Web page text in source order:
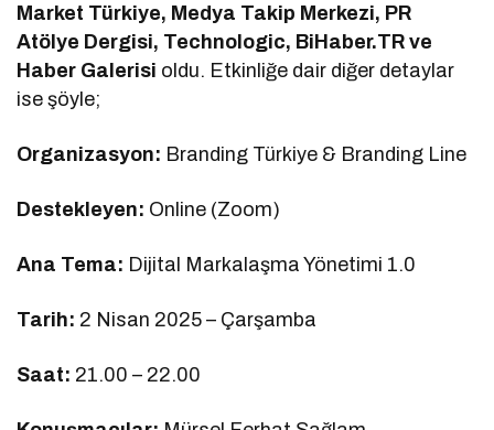
Market Türkiye, Medya Takip Merkezi, PR
Atölye Dergisi, Technologic, BiHaber.TR ve
Haber Galerisi oldu. Etkinliğe dair diğer detaylar
ise şöyle;
Organizasyon: Branding Türkiye & Branding Line
Destekleyen: Online (Zoom)
Ana Tema: Dijital Markalaşma Yönetimi 1.0
Tarih: 2 Nisan 2025 – Çarşamba
Saat: 21.00 – 22.00